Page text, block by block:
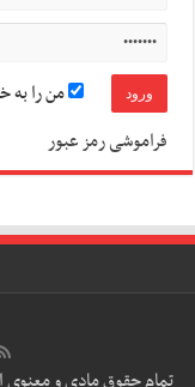
من را به
فراموشی رمز عبور
تمام حقوق مادی و معنوی